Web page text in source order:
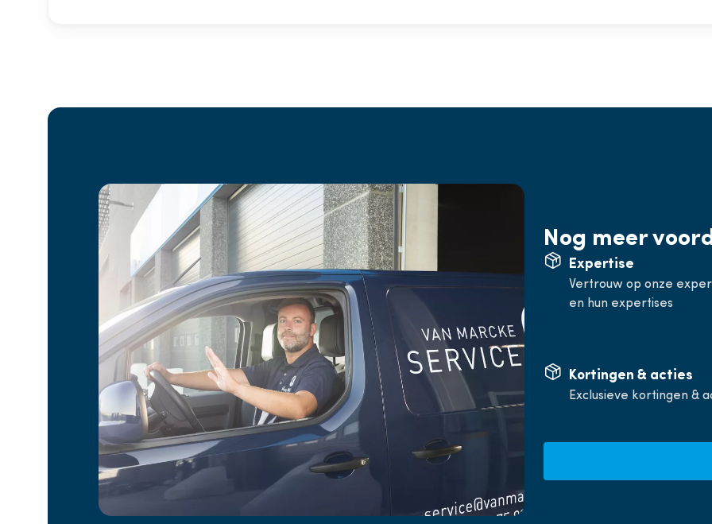
Nog meer
Expertise
Vertrouw op onze
en hun expertises
Kortingen & acties
Exclusieve kortingen &